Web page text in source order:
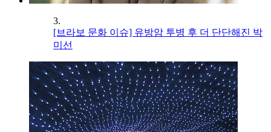
3.
[브라보 문화 이슈] 유방암 투병 후 더 단단해진 박
미선